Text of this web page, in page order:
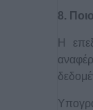
8.
Η